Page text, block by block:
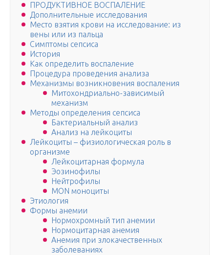
ПРОДУКТИВНОЕ ВОСПАЛЕНИЕ
Дополнительные исследования
Место взятия крови на исследование: из
вены или из пальца
Симптомы сепсиса
История
Как определить воспаление
Процедура проведения анализа
Механизмы возникновения воспаления
Митохондриально-зависимый
механизм
Методы определения сепсиса
Бактериальный анализ
Анализ на лейкоциты
Лейкоциты – физиологическая роль в
организме
Лейкоцитарная формула
Эозинофилы
Нейтрофилы
MON моноциты
Этиология
Формы анемии
Нормохромный тип анемии
Нормоцитарная анемия
Анемия при злокачественных
заболеваниях